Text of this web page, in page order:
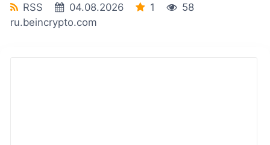
RSS 04.08.2026 1
58
ru.beincrypto.com